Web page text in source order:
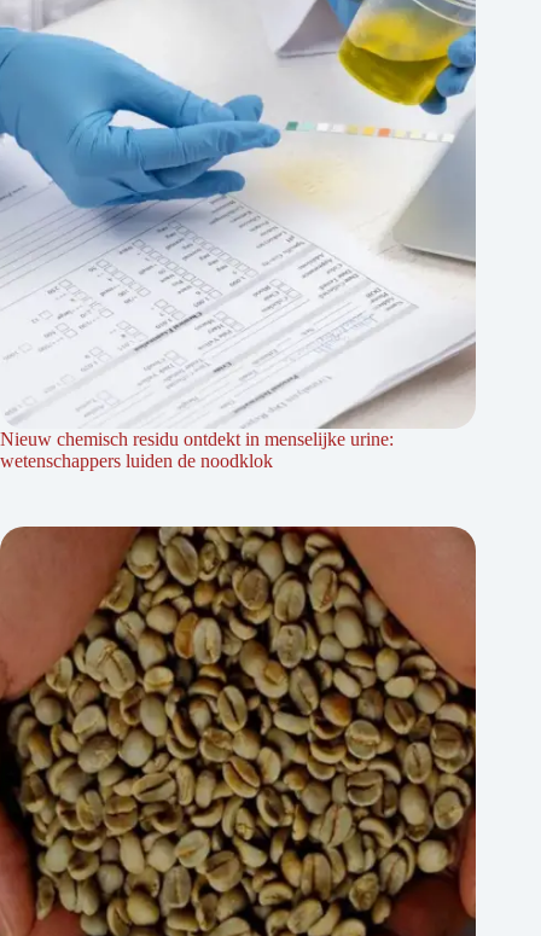
Nieuw chemisch residu ontdekt in menselijke urine:
wetenschappers luiden de noodklok